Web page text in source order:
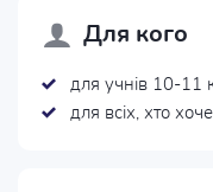
Для кого
для учнів 10-11
для всіх, хто